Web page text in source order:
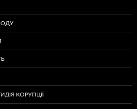
КОРУПЦІЇ